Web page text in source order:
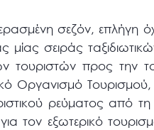
σεζόν, επλήγη
σειράς
τουριστών προς την
Οργανισμό
ρεύματος από
τον εξωτερικό